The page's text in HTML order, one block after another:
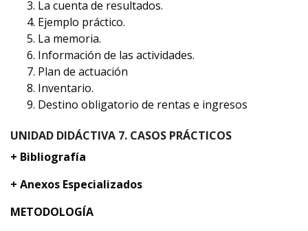
La cuenta de resultados.
Ejemplo práctico.
La memoria.
Información de las actividades.
Plan de actuación
Inventario.
Destino obligatorio de rentas e ingresos
UNIDAD DIDÁCTIVA 7. CASOS PRÁCTICOS
+ Bibliografía
+ Anexos Especializados
METODOLOGÍA